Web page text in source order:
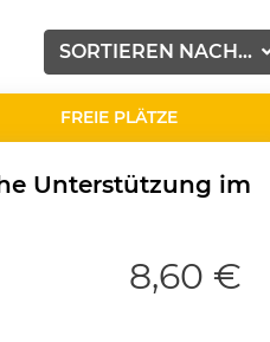
SORTIEREN NACH...
FREIE PLÄTZE
Unterstützung im
8,60 €